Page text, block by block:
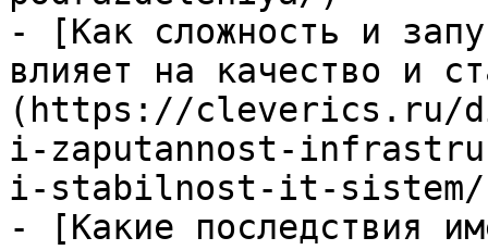
- [Как сложность и
влияет на качество и
(https://cleverics.ru/
i-zaputannost-
i-stabilnost-it-
- [Какие последствия